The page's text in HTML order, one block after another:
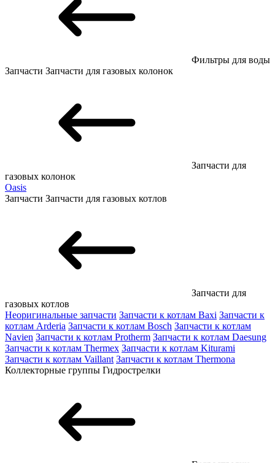
Фильтры для воды
Запчасти Запчасти для газовых колонок
Запчасти для
газовых колонок
Oasis
Запчасти Запчасти для газовых котлов
Запчасти для
газовых котлов
Неоригинальные запчасти Запчасти к котлам Baxi Запчасти к
котлам Arderia Запчасти к котлам Bosch Запчасти к котлам
Navien Запчасти к котлам Protherm Запчасти к котлам Daesung
Запчасти к котлам Thermex Запчасти к котлам Kiturami
Запчасти к котлам Vaillant Запчасти к котлам Thermona
Коллекторные группы Гидрострелки